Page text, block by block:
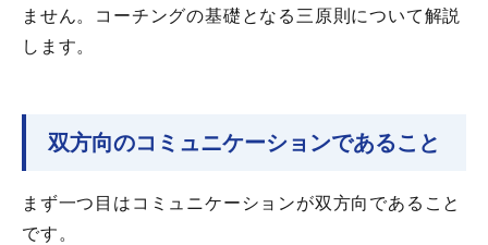
ません。コーチングの基礎となる三原則について解説
します。
双方向のコミュニケーションであること
まず一つ目はコミュニケーションが双方向であること
です。